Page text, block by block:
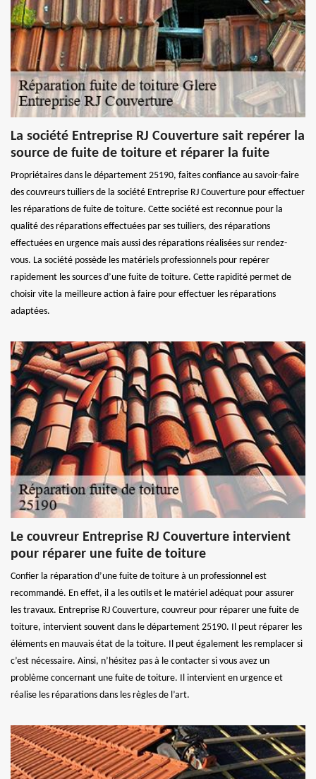
La société Entreprise RJ Couverture sait repérer la
source de fuite de toiture et réparer la fuite
Propriétaires dans le département 25190, faites confiance au savoir-faire
des couvreurs tuiliers de la société Entreprise RJ Couverture pour effectuer
les réparations de fuite de toiture. Cette société est reconnue pour la
qualité des réparations effectuées par ses tuiliers, des réparations
effectuées en urgence mais aussi des réparations réalisées sur rendez-
vous. La société possède les matériels professionnels pour repérer
rapidement les sources d’une fuite de toiture. Cette rapidité permet de
choisir vite la meilleure action à faire pour effectuer les réparations
adaptées.
Le couvreur Entreprise RJ Couverture intervient
pour réparer une fuite de toiture
Confier la réparation d’une fuite de toiture à un professionnel est
recommandé. En effet, il a les outils et le matériel adéquat pour assurer
les travaux. Entreprise RJ Couverture, couvreur pour réparer une fuite de
toiture, intervient souvent dans le département 25190. Il peut réparer les
éléments en mauvais état de la toiture. Il peut également les remplacer si
c’est nécessaire. Ainsi, n’hésitez pas à le contacter si vous avez un
problème concernant une fuite de toiture. Il intervient en urgence et
réalise les réparations dans les règles de l’art.